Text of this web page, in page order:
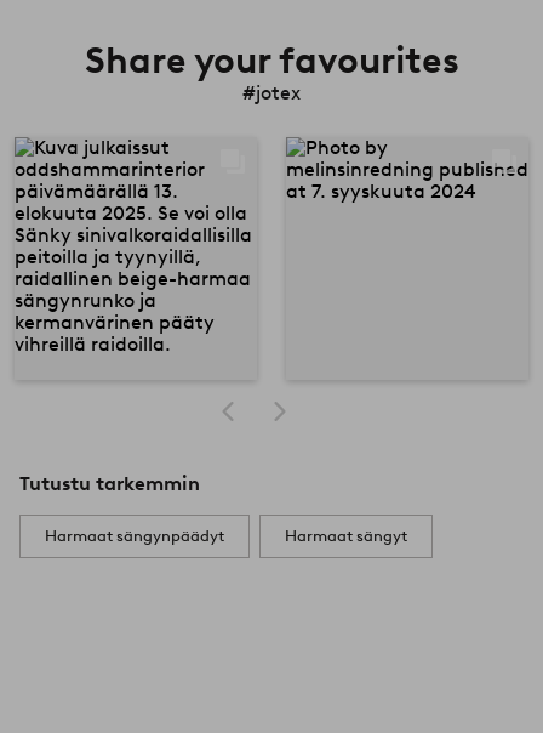
Share your favourites
#jotex
Tutustu tarkemmin
Harmaat sängynpäädyt Harmaat sängyt